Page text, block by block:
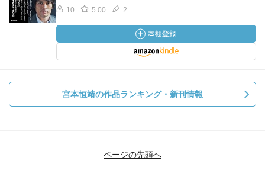
10 5.00 2
宮本恒靖の作品ランキング・新刊情報
ページの先頭へ